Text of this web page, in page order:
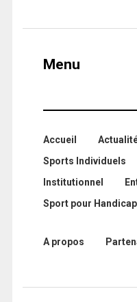
Menu
Accueil
Sports Individuels
Institutionnel
Sport pour
A propos